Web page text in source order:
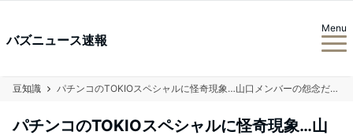
バズニュース速報
Menu
豆知識 パチンコのTOKIOスペシャルに怪奇現象…山口メンバーの怨念だと話題に…
パチンコのTOKIOスペシャルに怪奇現象…山